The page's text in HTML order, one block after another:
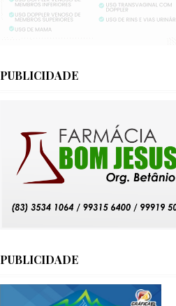
PUBLICIDADE
PUBLICIDADE